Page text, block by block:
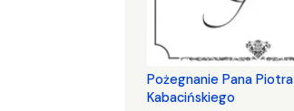
Pożegnanie Pana Piotra
Kabacińskiego